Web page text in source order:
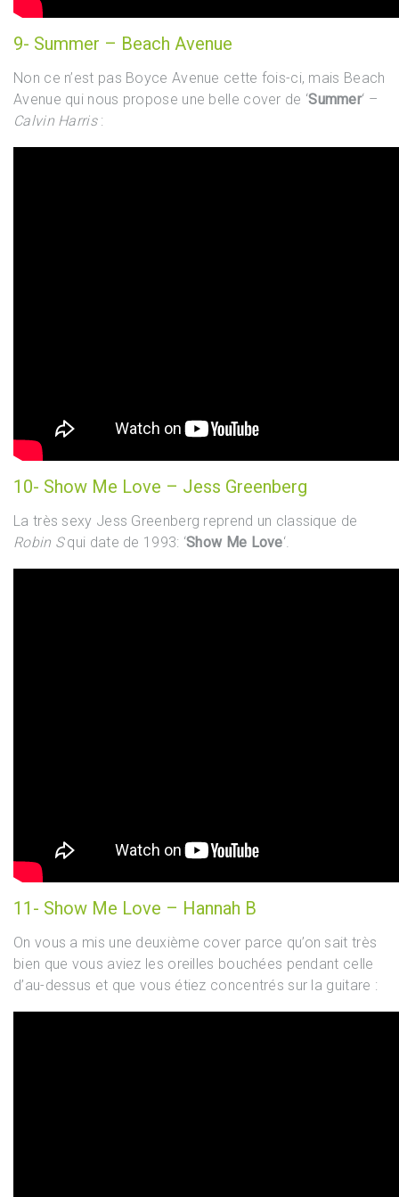
9- Summer – Beach Avenue
Non ce n’est pas Boyce Avenue cette fois-ci, mais Beach
Avenue qui nous propose une belle cover de ‘Summer‘ –
Calvin Harris :
10- Show Me Love – Jess Greenberg
La très sexy Jess Greenberg reprend un classique de
Robin Squi date de 1993: ‘Show Me Love‘.
11- Show Me Love – Hannah B
On vous a mis une deuxième cover parce qu’on sait très
bien que vous aviez les oreilles bouchées pendant celle
d’au-dessus et que vous étiez concentrés sur la guitare :